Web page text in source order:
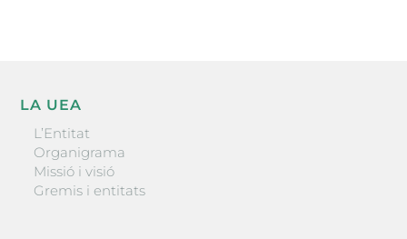
LA UEA
L’Entitat
Organigrama
Missió i visió
Gremis i entitats